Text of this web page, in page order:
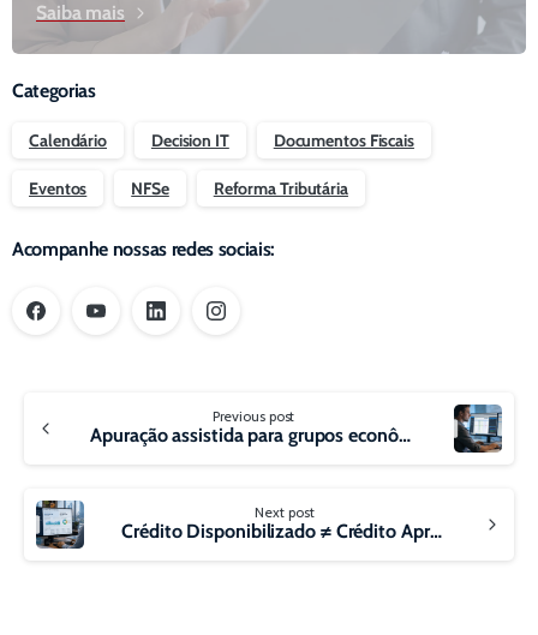
Saiba mais
Categorias
Calendário Decision IT Documentos Fiscais
Eventos NFSe Reforma Tributária
Acompanhe nossas redes sociais:
Reading
Previous post
Apuração assistida para grupos econômicos com múltiplas empresas: como garantir controle, conciliação e compliance
Next post
Crédito Disponibilizado ≠ Crédito Apropriado: o novo risco da CBS na Reforma Tributária